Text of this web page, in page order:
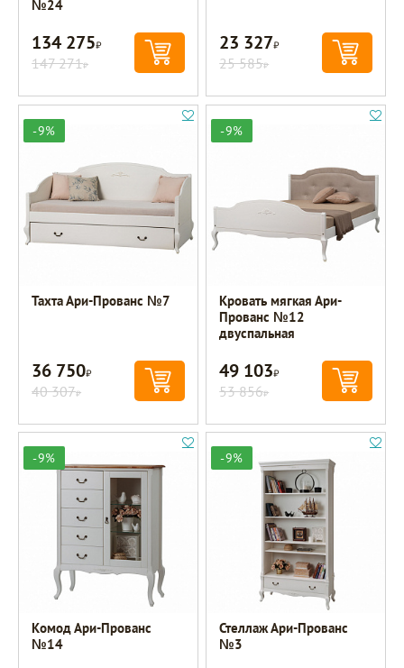
№24
134 275Р
147 271Р
23 327Р
25 585Р
-9%
Тахта Ари-Прованс №7
36 750Р
40 307Р
-9%
Кровать мягкая Ари-
Прованс №12
двуспальная
49 103Р
53 856Р
-9%
Комод Ари-Прованс
№14
-9%
Стеллаж Ари-Прованс
№3